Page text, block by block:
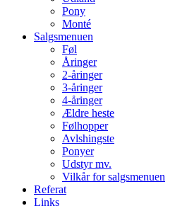
Pony
Monté
Salgsmenuen
Føl
Åringer
2-åringer
3-åringer
4-åringer
Ældre heste
Følhopper
Avlshingste
Ponyer
Udstyr mv.
Vilkår for salgsmenuen
Referat
Links